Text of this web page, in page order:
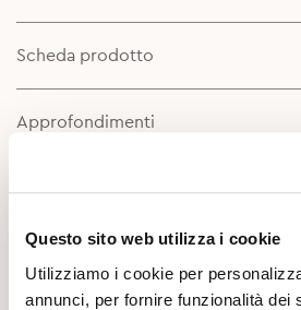
Questo sito web utilizza i cookie
Utilizziamo i cookie per
annunci, per fornire funzionalità dei
Scheda prodotto
Approfondimenti